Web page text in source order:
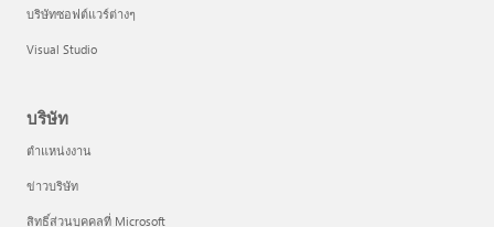
บริษัทซอฟต์แวร์ต่างๆ
Visual Studio
บริษัท
ตำแหน่งงาน
ข่าวบริษัท
สิทธิ์ส่วนบุคคลที่ Microsoft